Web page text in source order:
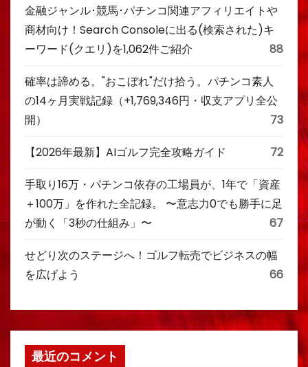
金融ジャンル･競馬･パチンコ関連アフィリエイトや
商材向け！Search Consoleに出る(検索された)キ
ーワード(クエリ)を1,062件ご紹介
88
確率は諦める。"おこぼれ"だけ拾う。パチンコ素人
の14ヶ月実戦記録（+1,769,346円・収支アプリ全公
開）
73
【2026年最新】AIゴルフ完全攻略ガイド 72
手取り16万・パチンコ依存の工場員が、1年で「資産
＋100万」を作れた全記録。 〜意志力0でも勝手に足
が動く「3秒の仕組み」〜
67
せどり次のステージへ！ゴルフ転売でビジネスの幅
を広げよう
66
最近のコメント